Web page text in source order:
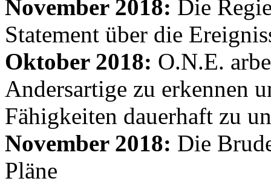
November 2018: Die
Statement über die
Oktober 2018: O.N.E.
Andersartige zu erkennen
Fähigkeiten dauerhaft zu
November 2018: Die
Pläne